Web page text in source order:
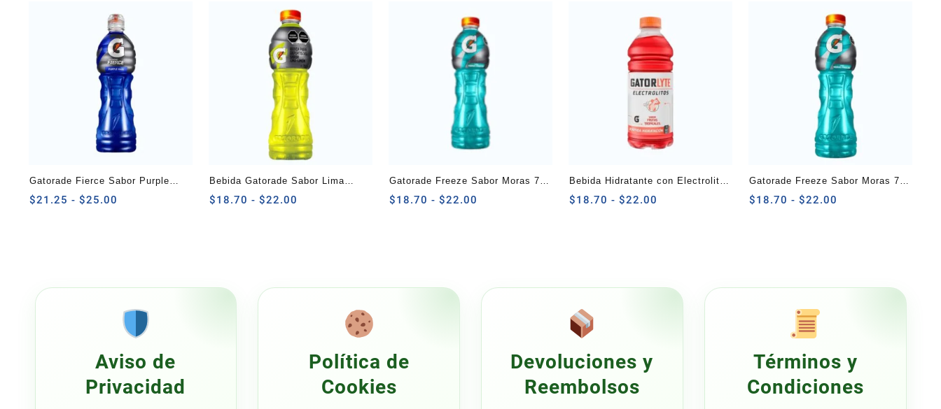
Gatorade Fierce Sabor Purple
Rain 1 L
$21.25 - $25.00
$25.00
Bebida Gatorade Sabor Lima
Limón 750 ml
$18.70 - $22.00
$22.00
Gatorade Freeze Sabor Moras 750
ml
$18.70 - $22.00
$22.00
Bebida Hidratante con Electrolitos
Sabor Frutas Tropicales 591 ml
$18.70 - $22.00
$22.00
Gatorade Freeze Sabor Moras 750
ml
$18.70 - $22.00
$22.00
Aviso de
Privacidad
Política de
Cookies
Devoluciones y
Reembolsos
Términos y
Condiciones